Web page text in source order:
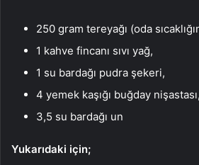
250 gram tereyağı (oda
1 kahve fincanı sıvı yağ,
1 su bardağı pudra şekeri,
4 yemek kaşığı buğday nişastası,
3,5 su bardağı un
Yukarıdaki için;